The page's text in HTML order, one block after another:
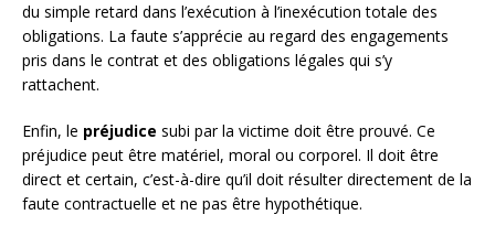
du simple retard dans l’exécution à l’inexécution totale des
obligations. La faute s’apprécie au regard des engagements
pris dans le contrat et des obligations légales qui s’y
rattachent.
Enfin, le préjudice subi par la victime doit être prouvé. Ce
préjudice peut être matériel, moral ou corporel. Il doit être
direct et certain, c’est-à-dire qu’il doit résulter directement de la
faute contractuelle et ne pas être hypothétique.